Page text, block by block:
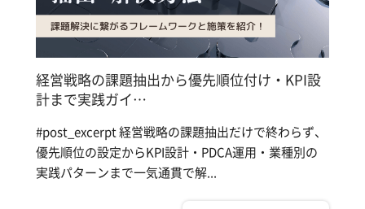
経営戦略の課題抽出から優先順位付け・KPI設
計まで実践ガイ…
#post_excerpt 経営戦略の課題抽出だけで終わらず、
優先順位の設定からKPI設計・PDCA運用・業種別の
実践パターンまで一気通貫で解...